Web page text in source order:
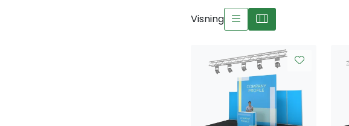
Visning